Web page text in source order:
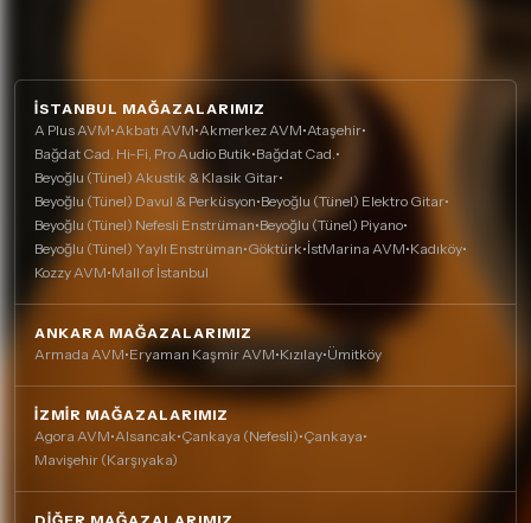
İSTANBUL MAĞAZALARIMIZ
A Plus AVM•Akbatı AVM•Akmerkez AVM•Ataşehir•
Bağdat Cad. Hi-Fi, Pro Audio Butik•Bağdat Cad.•
Beyoğlu (Tünel) Akustik & Klasik Gitar•
Beyoğlu (Tünel) Davul & Perküsyon•Beyoğlu (Tünel) Elektro Gitar•
Beyoğlu (Tünel) Nefesli Enstrüman•Beyoğlu (Tünel) Piyano•
Beyoğlu (Tünel) Yaylı Enstrüman•Göktürk•İstMarina AVM•Kadıköy•
Kozzy AVM•Mall of İstanbul
ANKARA MAĞAZALARIMIZ
Armada AVM•Eryaman Kaşmir AVM•Kızılay•Ümitköy
İZMIR MAĞAZALARIMIZ
Agora AVM•Alsancak•Çankaya (Nefesli)•Çankaya•
Mavişehir (Karşıyaka)